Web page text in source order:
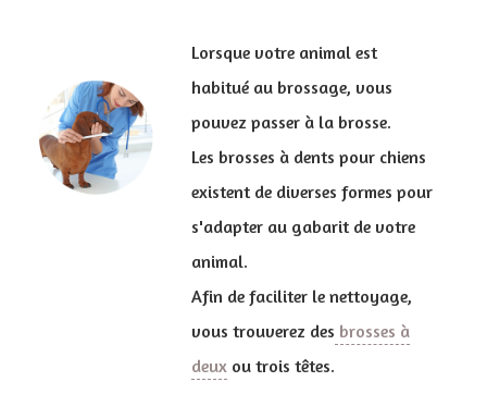
Lorsque votre animal est
habitué au brossage, vous
pouvez passer à la brosse.
Les brosses à dents pour chiens
existent de diverses formes pour
s'adapter au gabarit de votre
animal.
Afin de faciliter le nettoyage,
vous trouverez des brosses à
deux ou trois têtes.